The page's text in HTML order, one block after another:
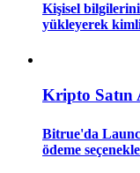
Ticaret stratejileri
Nasıl kârlı
Kişisel
yükleyerek
Kripto Satın
Bitrue'da
ödeme